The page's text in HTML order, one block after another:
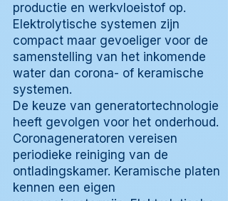
productie en werkvloeistof op.
Elektrolytische systemen zijn
compact maar gevoeliger voor de
samenstelling van het inkomende
water dan corona- of keramische
systemen.
De keuze van generatortechnologie
heeft gevolgen voor het onderhoud.
Coronageneratoren vereisen
periodieke reiniging van de
ontladingskamer. Keramische platen
kennen een eigen